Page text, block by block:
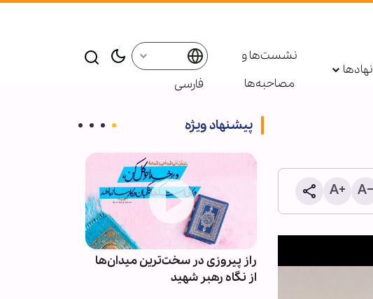
نهادها
نشست‌ها و
مصاحبه‌ها
فارسی
پیشنهاد ویژه
راز پیروزی در سخت‌ترین میدان‌ها
از نگاه رهبر شهید